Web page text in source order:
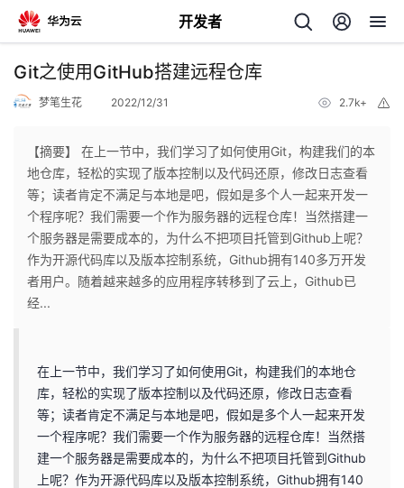
开发者
返
个
人
主
我
的
我
Git之使用GitHub搭建远程仓库
梦笔生花 2022/12/31 2.7k+
【摘要】 在上一节中，我们学习了如何使用Git，构建我们的本
地仓库，轻松的实现了版本控制以及代码还原，修改日志查看
等；读者肯定不满足与本地是吧，假如是多个人一起来开发一
个程序呢？我们需要一个作为服务器的远程仓库！当然搭建一
个服务器是需要成本的，为什么不把项目托管到Github上呢？
作为开源代码库以及版本控制系统，Github拥有140多万开发
者用户。随着越来越多的应用程序转移到了云上，Github已
经...
在上一节中，我们学习了如何使用Git，构建我们的本地仓
库，轻松的实现了版本控制以及代码还原，修改日志查看
等；读者肯定不满足与本地是吧，假如是多个人一起来开发
一个程序呢？我们需要一个作为服务器的远程仓库！当然搭
建一个服务器是需要成本的，为什么不把项目托管到Github
上呢？作为开源代码库以及版本控制系统，Github拥有140